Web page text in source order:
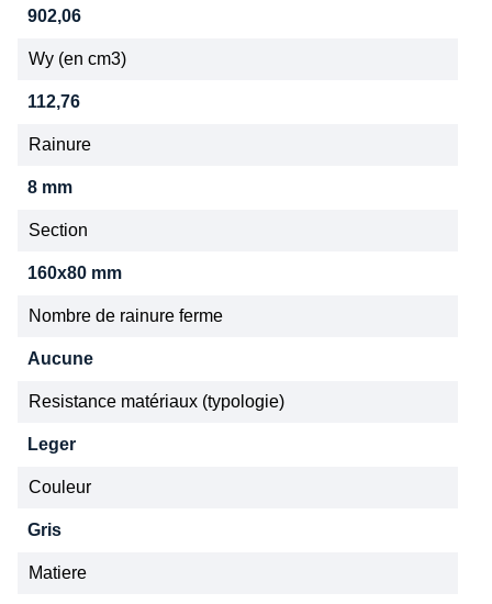
902,06
Wy (en cm3)
112,76
Rainure
8 mm
Section
160x80 mm
Nombre de rainure ferme
Aucune
Resistance matériaux (typologie)
Leger
Couleur
Gris
Matiere